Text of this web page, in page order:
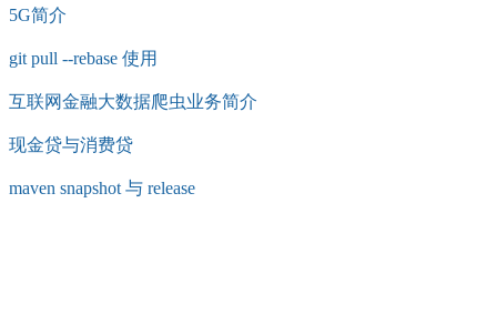
5G简介
git pull --rebase 使用
互联网金融大数据爬虫业务简介
现金贷与消费贷
maven snapshot 与 release